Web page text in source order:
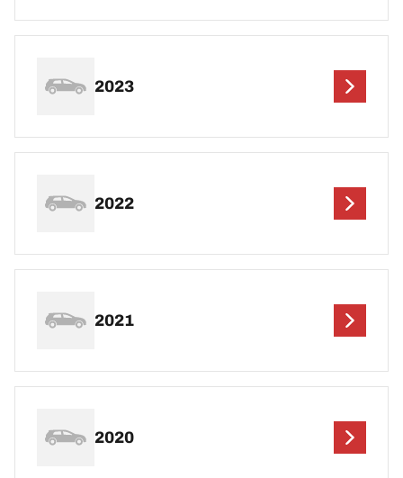
2023
2022
2021
2020